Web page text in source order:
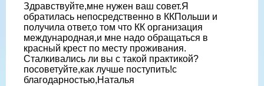
Здравствуйте,мне нужен ваш совет.Я
обратилась непосредственно в ККПольши и
получила ответ,о том что КК организация
международная,и мне надо обращаться в
красный крест по месту проживания.
Сталкивались ли вы с такой практикой?
посоветуйте,как лучше поступить!с
благодарностью,Наталья